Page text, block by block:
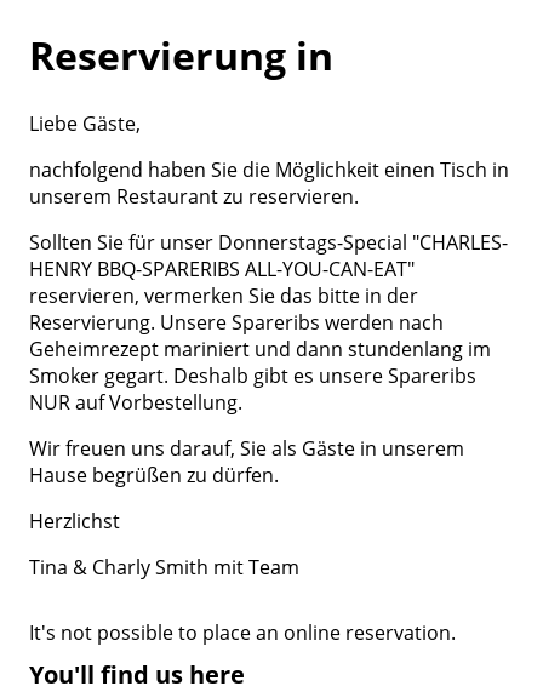
Reservierung in
Liebe Gäste,
nachfolgend haben Sie die Möglichkeit einen Tisch in
unserem Restaurant zu reservieren.
Sollten Sie für unser Donnerstags-Special "CHARLES-
HENRY BBQ-SPARERIBS ALL-YOU-CAN-EAT"
reservieren, vermerken Sie das bitte in der
Reservierung. Unsere Spareribs werden nach
Geheimrezept mariniert und dann stundenlang im
Smoker gegart. Deshalb gibt es unsere Spareribs
NUR auf Vorbestellung.
Wir freuen uns darauf, Sie als Gäste in unserem
Hause begrüßen zu dürfen.
Herzlichst
Tina & Charly Smith mit Team
It's not possible to place an online reservation.
You'll find us here